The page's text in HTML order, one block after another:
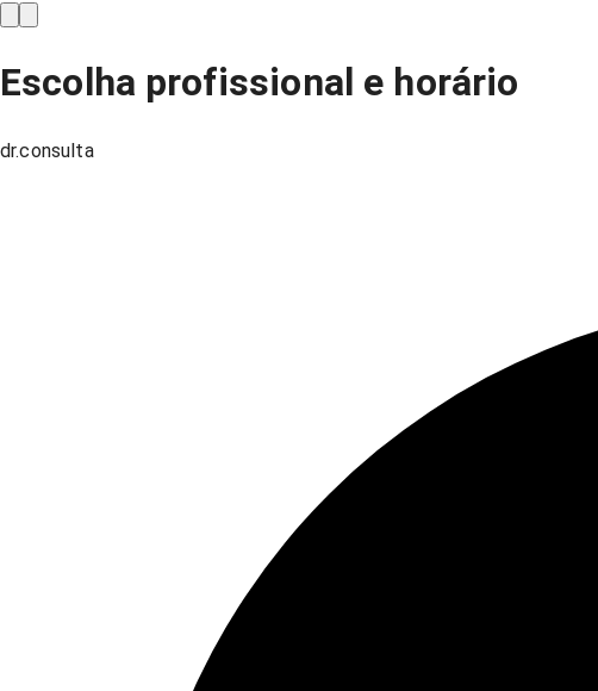
Escolha profissional e horário
dr.consulta